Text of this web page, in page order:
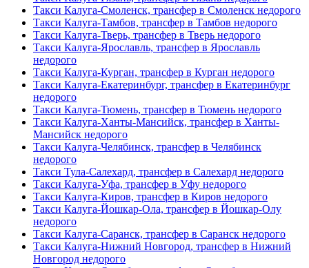
Такси Калуга-Смоленск, трансфер в Смоленск недорого
Такси Калуга-Тамбов, трансфер в Тамбов недорого
Такси Калуга-Тверь, трансфер в Тверь недорого
Такси Калуга-Ярославль, трансфер в Ярославль
недорого
Такси Калуга-Курган, трансфер в Курган недорого
Такси Калуга-Екатеринбург, трансфер в Екатеринбург
недорого
Такси Калуга-Тюмень, трансфер в Тюмень недорого
Такси Калуга-Ханты-Мансийск, трансфер в Ханты-
Мансийск недорого
Такси Калуга-Челябинск, трансфер в Челябинск
недорого
Такси Тула-Салехард, трансфер в Салехард недорого
Такси Калуга-Уфа, трансфер в Уфу недорого
Такси Калуга-Киров, трансфер в Киров недорого
Такси Калуга-Йошкар-Ола, трансфер в Йошкар-Олу
недорого
Такси Калуга-Саранск, трансфер в Саранск недорого
Такси Калуга-Нижний Новгород, трансфер в Нижний
Новгород недорого